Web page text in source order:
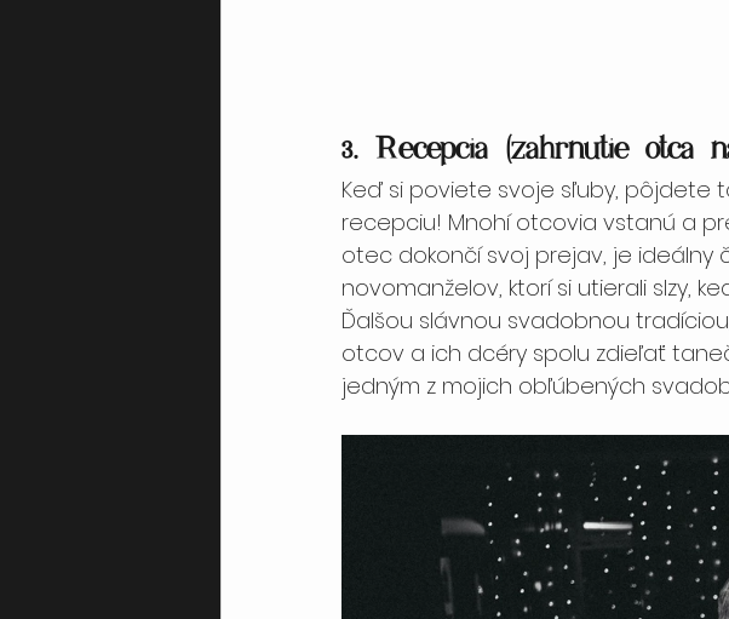
3. Recepcia (zahrnutie otca
Keď si poviete svoje sľuby, pôjdete
recepciu! Mnohí otcovia vstanú a
otec dokončí svoj prejav, je ideálny
novomanželov, ktorí si utierali slzy,
Ďalšou slávnou svadobnou
otcov a ich dcéry spolu zdieľať
jedným z mojich obľúbených